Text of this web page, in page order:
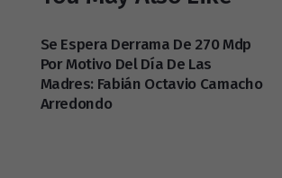
Se Espera Derrama De 270 Mdp
Por Motivo Del Día De Las
Madres: Fabián Octavio Camacho
Arredondo